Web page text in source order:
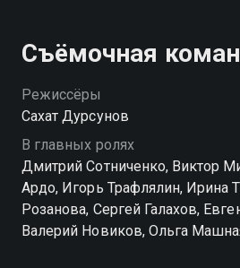
видеться с племянником, к
привязалась… Смогут ли сестры
вражды или навсегда
чью сторону перейдет муж
сестру, попытавшуюся
Съёмочная
Режиссёры
Сахат Дурсунов
В главных ролях
Дмитрий Сотниченко, Виктор
Ардо, Игорь Трафлялин, Ирина
Розанова, Сергей Галахов,
Валерий Новиков, Ольга